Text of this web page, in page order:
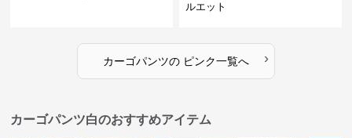
ルエット
カーゴパンツのピンク一覧へ ›
カーゴパンツ白のおすすめアイテム